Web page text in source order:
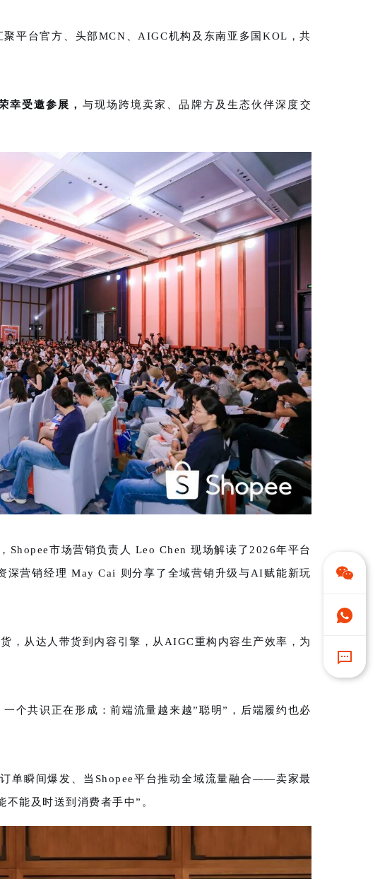
平台官方、头部MCN、AIGC机构及东南亚多国KOL，共
幸受邀参展， 与现场跨境卖家、品牌方及生态伙伴深度交
Shopee市场营销负责人 Leo Chen 现场解读了2026年平台
深营销经理 May Cai 则分享了全域营销升级与AI赋能新玩
，从达人带货到内容引擎，从AIGC重构内容生产效率，为
个共识正在形成：前端流量越来越”聪明”，后端履约也必
单瞬间爆发、当Shopee平台推动全域流量融合——卖家最
能及时送到消费者手中”。